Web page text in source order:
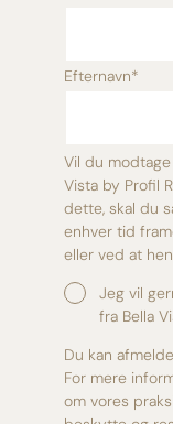
Efternavn*
Vil du
Vista by Profil
dette, skal du
enhver tid
eller ved at
Jeg vil
fra Bella
Du kan
For mere
om vores